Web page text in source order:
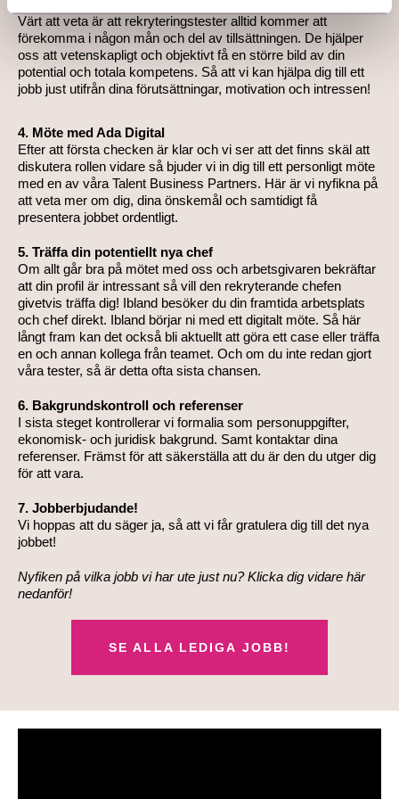
Värt att veta är att rekryteringstester alltid kommer att
förekomma i någon mån och del av tillsättningen. De hjälper
oss att vetenskapligt och objektivt få en större bild av din
potential och totala kompetens. Så att vi kan hjälpa dig till ett
jobb just utifrån dina förutsättningar, motivation och intressen!
4. Möte med Ada Digital
Efter att första checken är klar och vi ser att det finns skäl att
diskutera rollen vidare så bjuder vi in dig till ett personligt möte
med en av våra Talent Business Partners. Här är vi nyfikna på
att veta mer om dig, dina önskemål och samtidigt få
presentera jobbet ordentligt.
5. Träffa din potentiellt nya chef
Om allt går bra på mötet med oss och arbetsgivaren bekräftar
att din profil är intressant så vill den rekryterande chefen
givetvis träffa dig! Ibland besöker du din framtida arbetsplats
och chef direkt. Ibland börjar ni med ett digitalt möte. Så här
långt fram kan det också bli aktuellt att göra ett case eller träffa
en och annan kollega från teamet. Och om du inte redan gjort
våra tester, så är detta ofta sista chansen.
6. Bakgrundskontroll och referenser
I sista steget kontrollerar vi formalia som personuppgifter,
ekonomisk- och juridisk bakgrund. Samt kontaktar dina
referenser. Främst för att säkerställa att du är den du utger dig
för att vara.
7. Jobberbjudande!
Vi hoppas att du säger ja, så att vi får gratulera dig till det nya
jobbet!
Nyfiken på vilka jobb vi har ute just nu? Klicka dig vidare här
nedanför!
SE ALLA LEDIGA JOBB!